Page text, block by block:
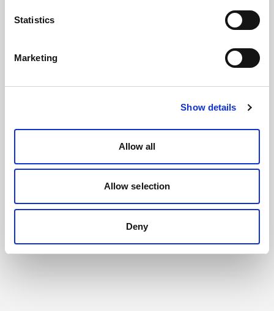
Statistics
Marketing
Show details
Allow all
Allow selection
Deny